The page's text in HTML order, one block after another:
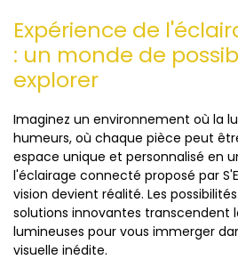
Expérience de
: un monde de
explorer
Imaginez un environnement où la
humeurs, où chaque pièce peut
espace unique et personnalisé en
l'éclairage connecté proposé par
vision devient réalité. Les
solutions innovantes transcendent
lumineuses pour vous immerger
visuelle inédite.